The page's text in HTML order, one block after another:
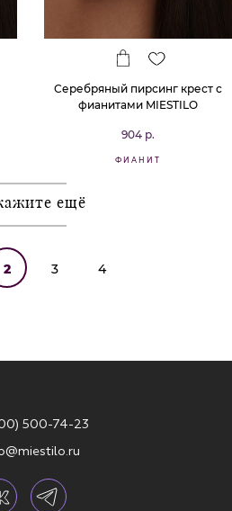
Серебряный пирсинг крест с
фианитами MIESTILO
904 р.
ФИАНИТ
ещё
2 3 4
500-74-23